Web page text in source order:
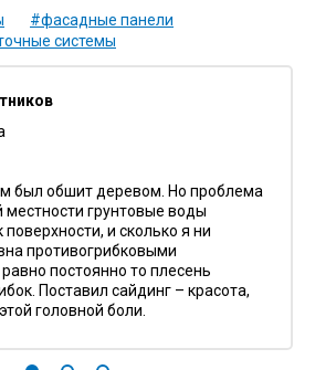
#фасадные панели
системы
был обшит деревом. Но проблема
местности грунтовые воды
поверхности, и сколько я ни
противогрибковыми
постоянно то плесень
Поставил сайдинг – красота,
головной боли.